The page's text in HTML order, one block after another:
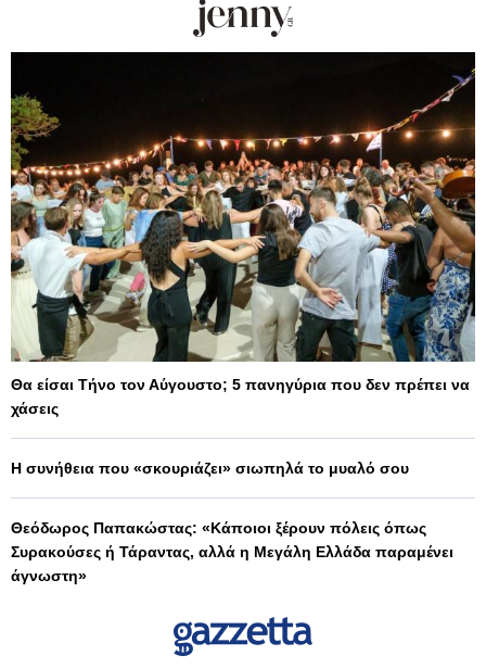
Θα είσαι Τήνο τον Αύγουστο; 5 πανηγύρια που δεν πρέπει να
χάσεις
Η συνήθεια που «σκουριάζει» σιωπηλά το μυαλό σου
Θεόδωρος Παπακώστας: «Κάποιοι ξέρουν πόλεις όπως
Συρακούσες ή Τάραντας, αλλά η Μεγάλη Ελλάδα παραμένει
άγνωστη»